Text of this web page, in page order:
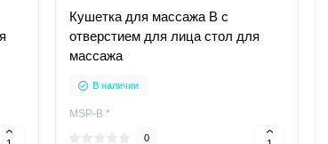
Кушетка для массажа В с
отверстием для лица стол для
массажа
В наличии
MSP-В *
0